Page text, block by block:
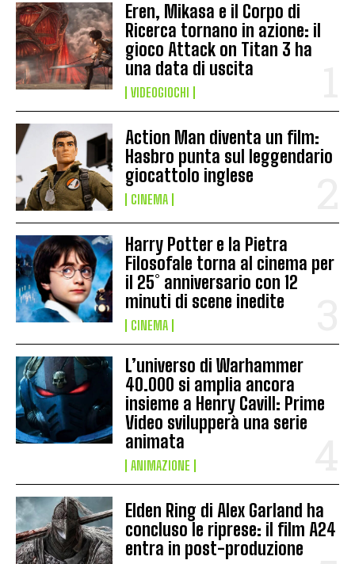
Eren, Mikasa e il Corpo di
Ricerca tornano in azione: il
gioco Attack on Titan 3 ha
una data di uscita
VIDEOGIOCHI
Action Man diventa un film:
Hasbro punta sul leggendario
giocattolo inglese
CINEMA
Harry Potter e la Pietra
Filosofale torna al cinema per
il 25° anniversario con 12
minuti di scene inedite
CINEMA
L’universo di Warhammer
40.000 si amplia ancora
insieme a Henry Cavill: Prime
Video svilupperà una serie
animata
ANIMAZIONE
Elden Ring di Alex Garland ha
concluso le riprese: il film A24
entra in post-produzione